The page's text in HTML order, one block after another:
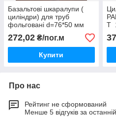
Базальтові шкаралупи (
циліндри) для труб
фольговані d=76*50 мм
272,02 ₴/пог.м
Купити
T
Про нас
Рейтинг не сформований
Менше 5 відгуків за